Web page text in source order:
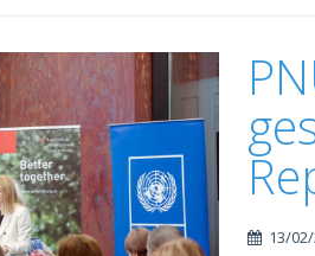
13/